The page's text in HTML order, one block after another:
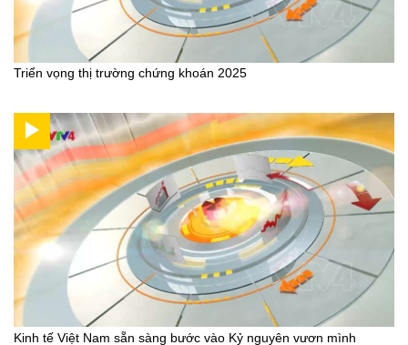
Triển vọng thị trường chứng khoán 2025
Kinh tế Việt Nam sẵn sàng bước vào Kỷ nguyên vươn mình